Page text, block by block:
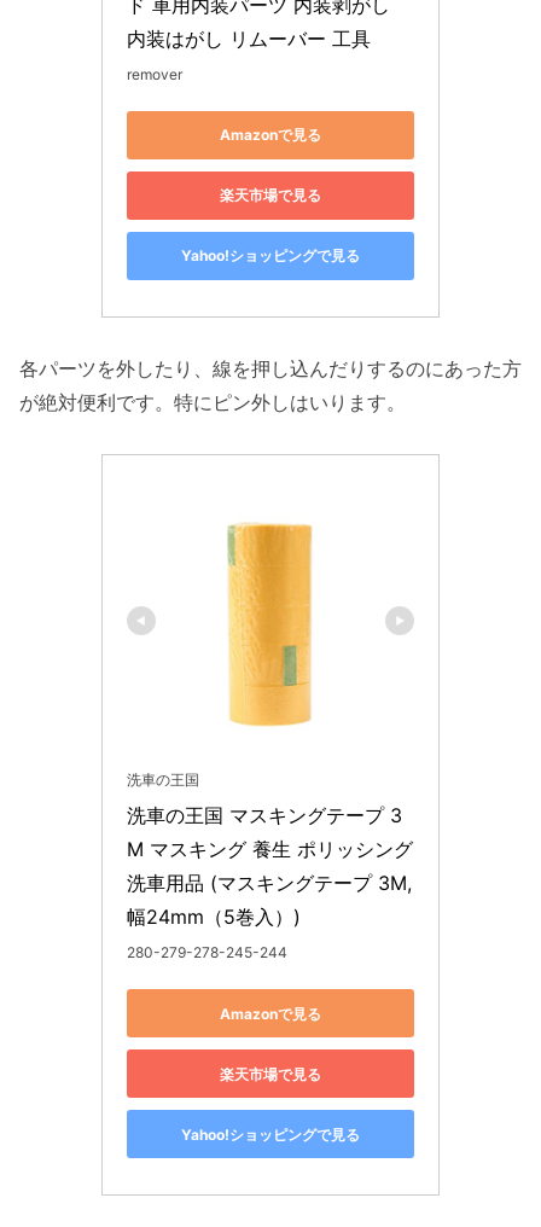
内装はがし リムーバー 工具
remover
Amazonで見る
楽天市場で見る
Yahoo!ショッピングで見る
各パーツを外したり、線を押し込んだりするのにあった方
が絶対便利です。特にピン外しはいります。
洗車の王国
洗車の王国 マスキングテープ 3
M マスキング 養生 ポリッシング
洗車用品 (マスキングテープ 3M,
幅24mm（5巻入）)
280-279-278-245-244
Amazonで見る
楽天市場で見る
Yahoo!ショッピングで見る